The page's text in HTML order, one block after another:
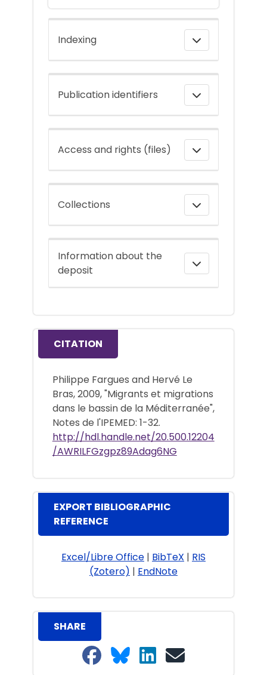
Indexing
Publication identifiers
Access and rights (files)
Collections
Information about the
deposit
CITATION
Philippe Fargues and Hervé Le
Bras, 2009, "Migrants et migrations
dans le bassin de la Méditerranée",
Notes de l'IPEMED: 1-32.
http://hdl.handle.net/20.500.12204
/AWRILFGzgpz89Adag6NG
EXPORT BIBLIOGRAPHIC
REFERENCE
Excel/Libre Office | BibTeX | RIS
(Zotero) | EndNote
SHARE
Share on Facebook
Share on Bluesky
Share on LinkedIn